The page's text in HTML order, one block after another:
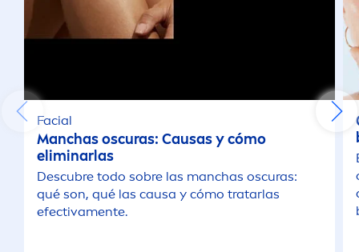
Facial
Manchas oscuras: Causas y cómo
eliminarlas
Descubre todo sobre las manchas oscuras:
qué son, qué las causa y cómo tratarlas
efectivamente.